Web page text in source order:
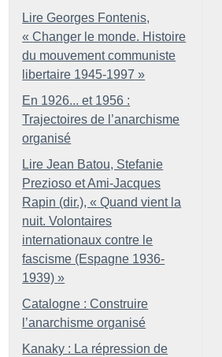
Lire Georges Fontenis,
« Changer le monde. Histoire
du mouvement communiste
libertaire 1945-1997 »
En 1926... et 1956 :
Trajectoires de l’anarchisme
organisé
Lire Jean Batou, Stefanie
Prezioso et Ami-Jacques
Rapin (dir.), « Quand vient la
nuit. Volontaires
internationaux contre le
fascisme (Espagne 1936-
1939) »
Catalogne : Construire
l’anarchisme organisé
Kanaky : La répression de